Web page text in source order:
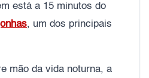
está a 15 minutos do
, um dos principais
mão da vida noturna, a